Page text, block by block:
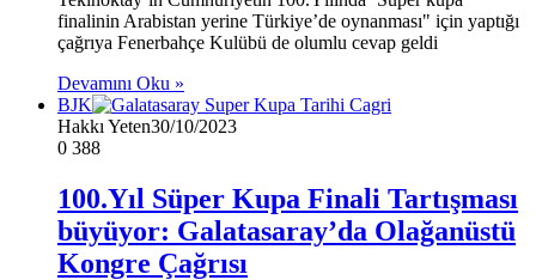
finalinin Arabistan yerine Türkiye’de oynanması" için yaptığı
çağrıya Fenerbahçe Kulübü de olumlu cevap geldi
Devamını Oku »
BJK
Hakkı Yeten30/10/2023
0 388
100.Yıl Süper Kupa Finali Tartışması
büyüyor: Galatasaray’da Olağanüstü
Kongre Çağrısı